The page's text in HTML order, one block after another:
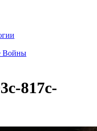
Войны
817c-